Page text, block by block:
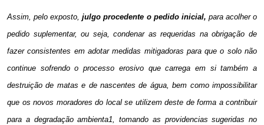
Assim, pelo exposto,julgo procedente o pedido inicial, para acolher o
pedido suplementar, ou seja, condenar as requeridas na obrigação de
fazer consistentes em adotar medidas mitigadoras para que o solo não
continue sofrendo o processo erosivo que carrega em si também a
destruição de matas e de nascentes de água, bem como impossibilitar
que os novos moradores do local se utilizem deste de forma a contribuir
para a degradação ambienta1, tomando as providencias sugeridas no